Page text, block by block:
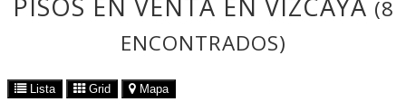
PISOS EN VENTA EN VIZCAYA (8
ENCONTRADOS)
Lista Grid Mapa